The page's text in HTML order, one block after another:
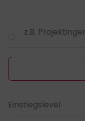
Suchfeld
Einstiegslevel
Filter zurücksetzen